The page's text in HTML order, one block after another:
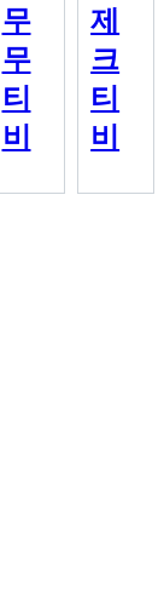
무
무
티
비
제
크
티
비